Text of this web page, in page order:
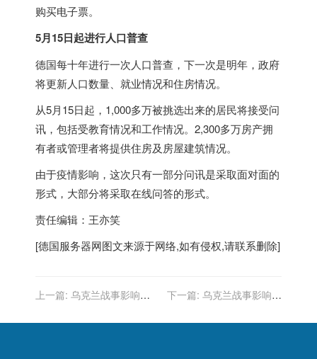
购买电子票。
5月15日起进行人口普查
德国每十年进行一次人口普查，下一次是明年，政府
将更新人口数量、就业情况和住房情况。
从5月15日起，1,000多万被挑选出来的居民将接受问
讯，包括受教育情况和工作情况。2,300多万房产拥
有者或管理者将提供住房及房屋建筑情况。
由于疫情影响，这次只有一部分问讯是采取面对面的
形式，大部分将采取在线问答的形式。
责任编辑：王亦笑
[德国服务器网图文来源于网络,如有侵权,请联系删除]
上一篇: 乌克兰战事影响德
下一篇: 乌克兰战事影响德